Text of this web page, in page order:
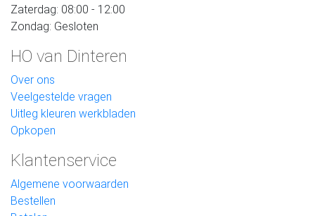
Zaterdag: 08:00 - 12:00
Zondag: Gesloten
HO van Dinteren
Over ons
Veelgestelde vragen
Uitleg kleuren werkbladen
Opkopen
Klantenservice
Algemene voorwaarden
Bestellen